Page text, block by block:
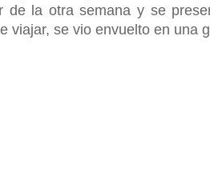
la otra semana y se
viajar, se vio envuelto en una